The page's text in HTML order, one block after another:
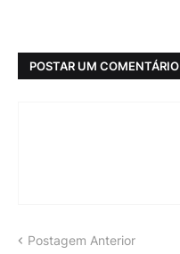
POSTAR UM COMENTÁRIO
Postagem Anterior